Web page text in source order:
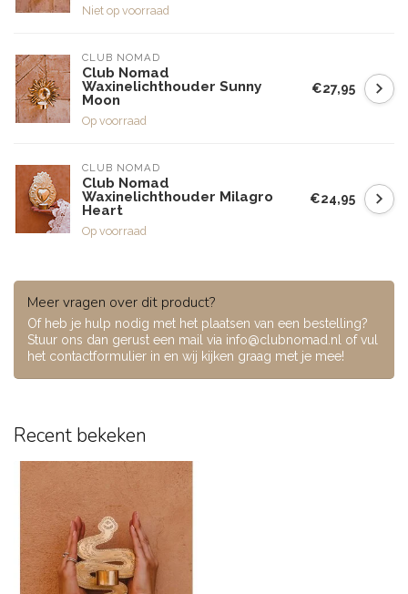
Niet op voorraad
CLUB NOMAD
Club Nomad
Waxinelichthouder Sunny
Moon
Op voorraad
€27,95
CLUB NOMAD
Club Nomad
Waxinelichthouder Milagro
Heart
Op voorraad
€24,95
Meer vragen over dit product?
Of heb je hulp nodig met het plaatsen van een bestelling?
Stuur ons dan gerust een mail via info@clubnomad.nl of vul
het contactformulier in en wij kijken graag met je mee!
Recent bekeken